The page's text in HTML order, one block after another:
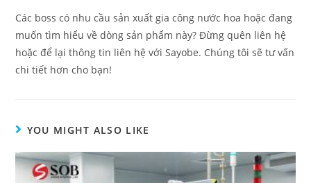
Các boss có nhu cầu sản xuất gia công nước hoa hoặc đang
muốn tìm hiểu về dòng sản phẩm này? Đừng quên liên hệ
hoặc để lại thông tin liên hệ với Sayobe. Chúng tôi sẽ tư vấn
chi tiết hơn cho bạn!
YOU MIGHT ALSO LIKE